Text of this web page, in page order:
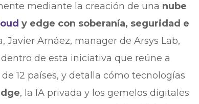
mediante la creación de una nube
y edge con soberanía, seguridad e
Javier Arnáez, manager de Arsys Lab,
de esta iniciativa que reúne a
12 países, y detalla cómo tecnologías
, la IA privada y los gemelos digitales